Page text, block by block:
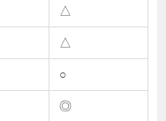
△
△
○
◎